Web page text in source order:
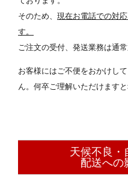
そのため、 現在お電話での対
す。
ご注文の受付、発送業務は通
お客様にはご不便をおかけし
ん。何卒ご理解いただけますと
天候不良・
配送への